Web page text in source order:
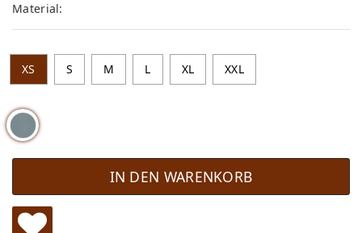
Material:
XS S M L XL XXL
IN DEN WARENKORB